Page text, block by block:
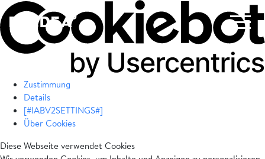
Zustimmung
Details
[#IABV2SETTINGS#]
Über Cookies
Diese Webseite verwendet Cookies